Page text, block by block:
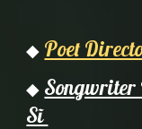
◆ Poet
◆ Songwriter
Sĩ